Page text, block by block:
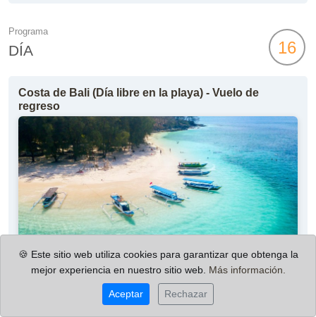
Programa
DÍA 16
Costa de Bali (Día libre en la playa) - Vuelo de
regreso
Indonesia: barcos de madera anclados en la playa de Gili Rengit
🍪 Este sitio web utiliza cookies para garantizar que obtenga la
mejor experiencia en nuestro sitio web. Más información.
Aceptar Rechazar